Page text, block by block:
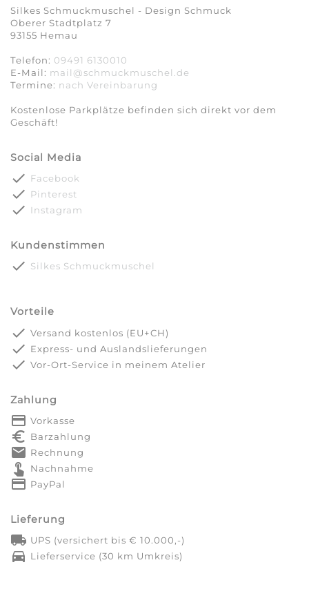
Silkes Schmuckmuschel - Design Schmuck
Oberer Stadtplatz 7
93155 Hemau
Telefon: 09491 6130010
E-Mail: mail@schmuckmuschel.de
Termine: nach Vereinbarung​​​​​​​
Kostenlose Parkplätze befinden sich direkt vor dem
Geschäft!
Social Media
done Facebook
done Pinterest
done Instagram
Kundenstimmen
done Silkes Schmuckmuschel
Vorteile
done Versand kostenlos (EU+CH)
done Express- und Auslandslieferungen
done Vor-Ort-Service in meinem Atelier
Zahlung
payment Vorkasse
euro_symbol Barzahlung
markunread Rechnung
touch_app Nachnahme
credit_card PayPal
Lieferung
local_shipping UPS (versichert bis € 10.000,-)
directions_car Lieferservice (30 km Umkreis)